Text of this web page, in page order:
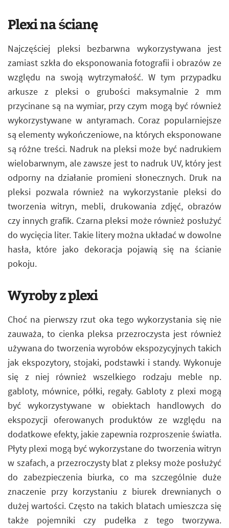
Plexi na ścianę
Najczęściej pleksi bezbarwna wykorzystywana jest
zamiast szkła do eksponowania fotografii i obrazów ze
względu na swoją wytrzymałość. W tym przypadku
arkusze z pleksi o grubości maksymalnie 2 mm
przycinane są na wymiar, przy czym mogą być również
wykorzystywane w antyramach. Coraz popularniejsze
są elementy wykończeniowe, na których eksponowane
są różne treści. Nadruk na pleksi może być nadrukiem
wielobarwnym, ale zawsze jest to nadruk UV, który jest
odporny na działanie promieni słonecznych. Druk na
pleksi pozwala również na wykorzystanie pleksi do
tworzenia witryn, mebli, drukowania zdjęć, obrazów
czy innych grafik. Czarna pleksi może również posłużyć
do wycięcia liter. Takie litery można układać w dowolne
hasła, które jako dekoracja pojawią się na ścianie
pokoju.
Wyroby z plexi
Choć na pierwszy rzut oka tego wykorzystania się nie
zauważa, to cienka pleksa przezroczysta jest również
używana do tworzenia wyrobów ekspozycyjnych takich
jak ekspozytory, stojaki, podstawki i standy. Wykonuje
się z niej również wszelkiego rodzaju meble np.
gabloty, mównice, półki, regały. Gabloty z plexi mogą
być wykorzystywane w obiektach handlowych do
ekspozycji oferowanych produktów ze względu na
dodatkowe efekty, jakie zapewnia rozproszenie światła.
Płyty plexi mogą być wykorzystane do tworzenia witryn
w szafach, a przezroczysty blat z pleksy może posłużyć
do zabezpieczenia biurka, co ma szczególnie duże
znaczenie przy korzystaniu z biurek drewnianych o
dużej wartości. Często na takich blatach umieszcza się
także pojemniki czy pudełka z tego tworzywa.